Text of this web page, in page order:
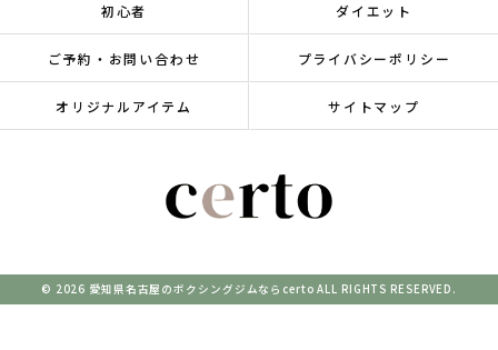
初心者 ダイエット
ご予約・お問い合わせ プライバシーポリシー
オリジナルアイテム サイトマップ
© 2026 愛知県名古屋のボクシングジムならcerto ALL RIGHTS RESERVED.